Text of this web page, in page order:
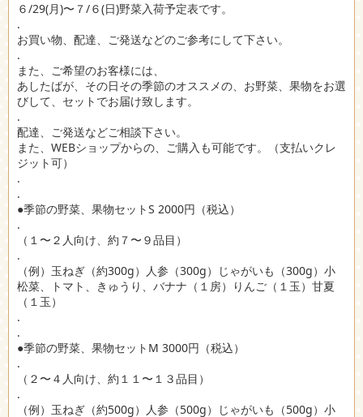
６/29(月)〜７/６(日)野菜入荷予定表です。
.
お買い物、配達、ご発送などのご参考にして下さい。
.
また、ご希望のお客様には、
あしたばが、その日その季節のオススメの、お野菜、果物をお選
びして、セットでお届け致します。
.
配達、ご発送などご相談下さい。
また、WEBショップからの、ご購入も可能です。（支払いクレ
ジット可）
.
.
●季節の野菜、果物セットS 2000円（税込）
.
（１〜２人向け、約７〜９品目）
.
（例）玉ねぎ（約300g）人参（300g）じゃがいも（300g）小
松菜、トマト、きゅうり、バナナ（１房）りんご（１玉）甘夏
（１玉）
.
.
●季節の野菜、果物セットM 3000円（税込）
.
（２〜４人向け、約１１〜１３品目）
.
（例）玉ねぎ（約500g）人参（500g）じゃがいも（500g）小